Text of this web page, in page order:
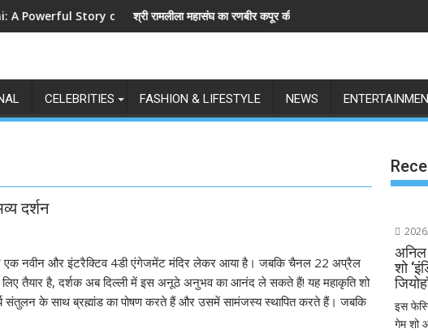
Story of Revenge and Love
श्री रामलीला महासंघ का रणबीर कपूर की मेगा बजट फिल्म रामायण के मेकर्स को चेतावनी
CELEBRITIES FASHION & LIFESTYLE NEWS
दर्शन
एक नवीन और इंटरैक्टिव 4डी एंगेजमेंट मंदिर लेकर आया है। जबकि चैनल 22 अप्रैल
लिए तैयार है, दर्शक अब दिल्ली में इस अनूठे अनुभव का आनंद ले सकते हैं! यह महाकृति शो
संतुलन के साथ ब्रह्मांड का पोषण करते हैं और उसमें सामंजस्य स्थापित करते हैं। जबकि
अनिल
शो
इस
गेम शो